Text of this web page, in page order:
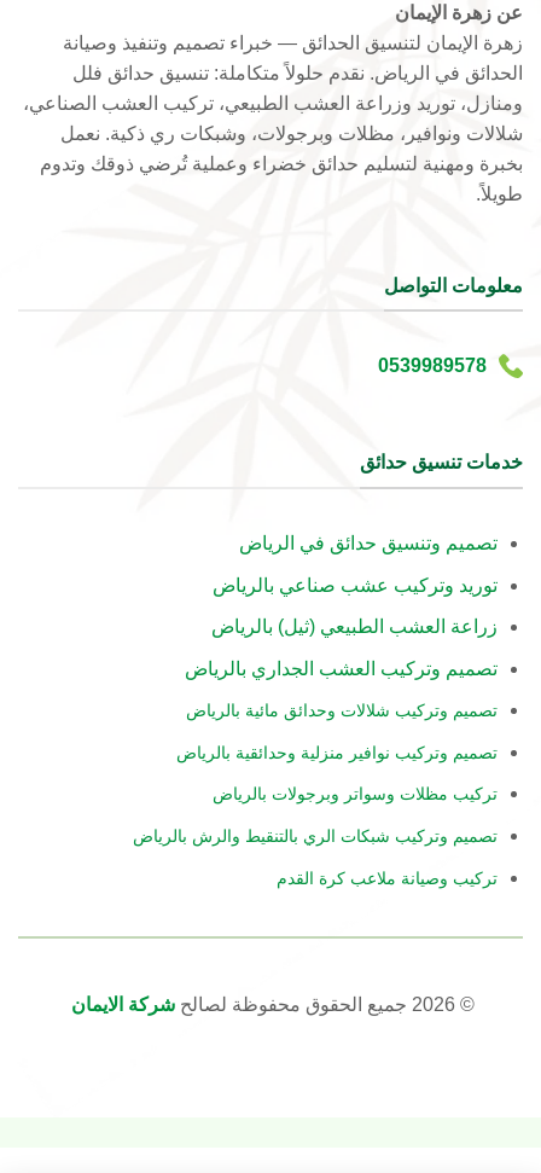
عن زهرة الإيمان
زهرة الإيمان لتنسيق الحدائق — خبراء تصميم وتنفيذ وصيانة
الحدائق في الرياض. نقدم حلولاً متكاملة: تنسيق حدائق فلل
ومنازل، توريد وزراعة العشب الطبيعي، تركيب العشب الصناعي،
شلالات ونوافير، مظلات وبرجولات، وشبكات ري ذكية. نعمل
بخبرة ومهنية لتسليم حدائق خضراء وعملية تُرضي ذوقك وتدوم
طويلاً.
معلومات التواصل
0539989578
خدمات تنسيق حدائق
تصميم وتنسيق حدائق في الرياض
توريد وتركيب عشب صناعي بالرياض
زراعة العشب الطبيعي (ثيل) بالرياض
تصميم وتركيب العشب الجداري بالرياض
تصميم وتركيب شلالات وحدائق مائية بالرياض
تصميم وتركيب نوافير منزلية وحدائقية بالرياض
تركيب مظلات وسواتر وبرجولات بالرياض
تصميم وتركيب شبكات الري بالتنقيط والرش بالرياض
تركيب وصيانة ملاعب كرة القدم
© 2026 جميع الحقوق محفوظة لصالح شركة الايمان